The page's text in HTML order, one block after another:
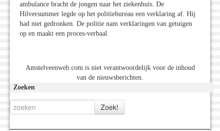
ambulance bracht de jongen naar het ziekenhuis. De
Hilversummer legde op het politiebureau een verklaring af. Hij
had niet gedronken. De politie nam verklaringen van getuigen
op en maakt een proces-verbaal.
Amstelveenweb.com is niet verantwoordelijk voor de inhoud
van de nieuwsberichten.
Zoeken